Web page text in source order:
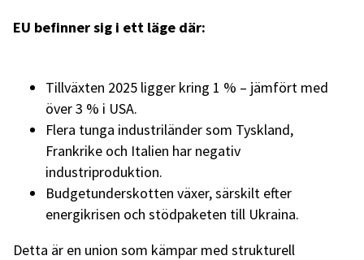
EU befinner sig i ett läge där:
Tillväxten 2025 ligger kring 1 % – jämfört med
över 3 % i USA.
Flera tunga industriländer som Tyskland,
Frankrike och Italien har negativ
industriproduktion.
Budgetunderskotten växer, särskilt efter
energikrisen och stödpaketen till Ukraina.
Detta är en union som kämpar med strukturell